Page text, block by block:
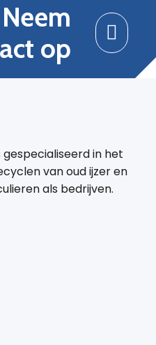
op
in het
van oud ijzer en
als bedrijven.